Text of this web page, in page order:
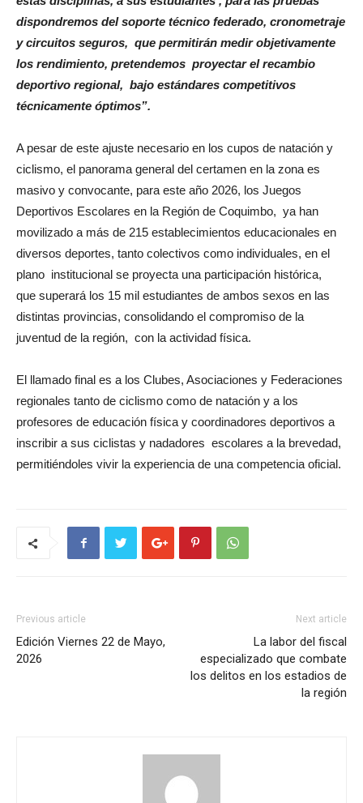
dispondremos del soporte técnico federado, cronometraje
y circuitos seguros, que permitirán medir objetivamente
los rendimiento, pretendemos proyectar el recambio
deportivo regional, bajo estándares competitivos
técnicamente óptimos”.
A pesar de este ajuste necesario en los cupos de natación y
ciclismo, el panorama general del certamen en la zona es
masivo y convocante, para este año 2026, los Juegos
Deportivos Escolares en la Región de Coquimbo, ya han
movilizado a más de 215 establecimientos educacionales en
diversos deportes, tanto colectivos como individuales, en el
plano institucional se proyecta una participación histórica,
que superará los 15 mil estudiantes de ambos sexos en las
distintas provincias, consolidando el compromiso de la
juventud de la región, con la actividad física.
El llamado final es a los Clubes, Asociaciones y Federaciones
regionales tanto de ciclismo como de natación y a los
profesores de educación física y coordinadores deportivos a
inscribir a sus ciclistas y nadadores escolares a la brevedad,
permitiéndoles vivir la experiencia de una competencia oficial.
Previous article
Edición Viernes 22 de Mayo,
2026
Next article
La labor del fiscal
especializado que combate
los delitos en los estadios de
la región